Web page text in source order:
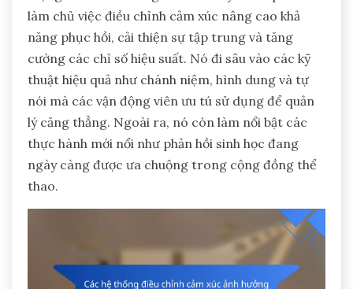
làm chủ việc điều chỉnh cảm xúc nâng cao khả
năng phục hồi, cải thiện sự tập trung và tăng
cường các chỉ số hiệu suất. Nó đi sâu vào các kỹ
thuật hiệu quả như chánh niệm, hình dung và tự
nói mà các vận động viên ưu tú sử dụng để quản
lý căng thẳng. Ngoài ra, nó còn làm nổi bật các
thực hành mới nổi như phản hồi sinh học đang
ngày càng được ưa chuộng trong cộng đồng thể
thao.